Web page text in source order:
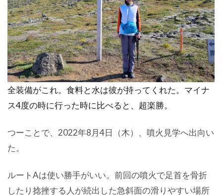
全装備がこれ。食料と水は彼が持ってくれた。マイナ
ス4度の時に行った時に比べると、超楽勝。
つーことで、2022年8月4日（木）、噴火見学へ出向い
た。
ルートAは使い勝手がいい。前回の噴火で足首を骨折
したり捻挫する人が続出した急斜面の滑りやすい場所